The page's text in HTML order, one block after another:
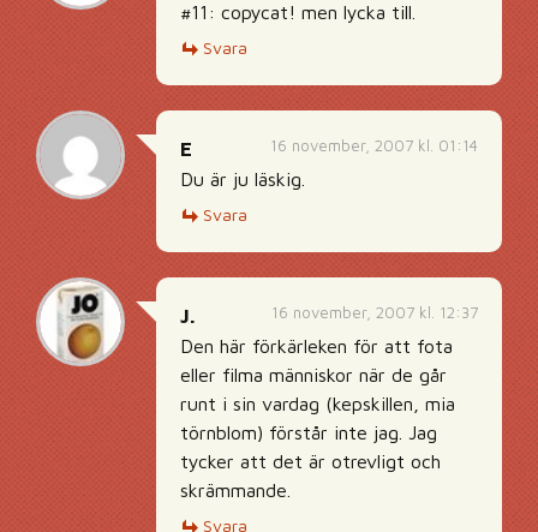
#11: copycat! men lycka till.
Svara
16 november, 2007 kl. 01:14
E
Du är ju läskig.
Svara
16 november, 2007 kl. 12:37
J.
Den här förkärleken för att fota
eller filma människor när de går
runt i sin vardag (kepskillen, mia
törnblom) förstår inte jag. Jag
tycker att det är otrevligt och
skrämmande.
Svara